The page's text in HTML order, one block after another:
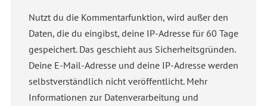
Nutzt du die Kommentarfunktion, wird außer den
Daten, die du eingibst, deine IP-Adresse für 60 Tage
gespeichert. Das geschieht aus Sicherheitsgründen.
Deine E-Mail-Adresse und deine IP-Adresse werden
selbstverständlich nicht veröffentlicht. Mehr
Informationen zur Datenverarbeitung und